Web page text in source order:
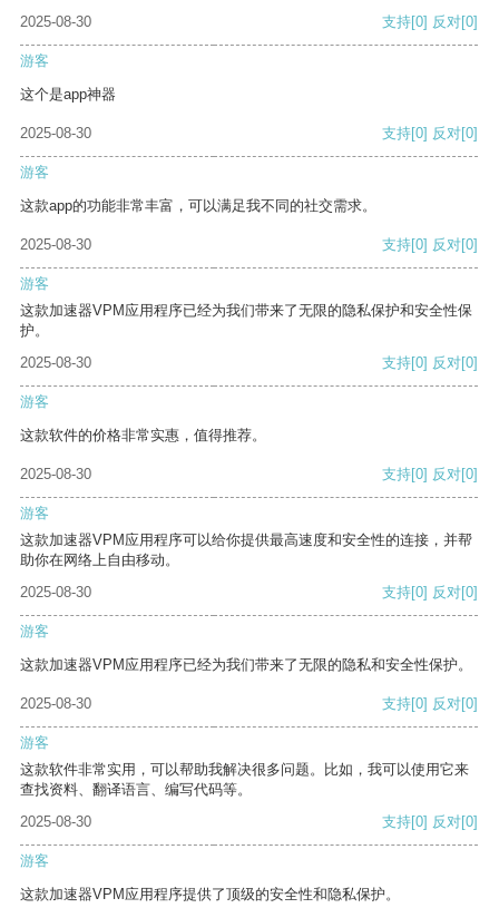
2025-08-30
支持[0] 反对[0]
游客
这个是app神器
2025-08-30 支持[0] 反对[0]
游客
这款app的功能非常丰富，可以满足我不同的社交需求。
2025-08-30 支持[0] 反对[0]
游客
这款加速器VPM应用程序已经为我们带来了无限的隐私保护和安全性保
护。
2025-08-30
支持[0] 反对[0]
游客
这款软件的价格非常实惠，值得推荐。
2025-08-30 支持[0] 反对[0]
游客
这款加速器VPM应用程序可以给你提供最高速度和安全性的连接，并帮
助你在网络上自由移动。
2025-08-30
支持[0] 反对[0]
游客
这款加速器VPM应用程序已经为我们带来了无限的隐私和安全性保护。
2025-08-30 支持[0] 反对[0]
游客
这款软件非常实用，可以帮助我解决很多问题。比如，我可以使用它来
查找资料、翻译语言、编写代码等。
2025-08-30
支持[0] 反对[0]
游客
这款加速器VPM应用程序提供了顶级的安全性和隐私保护。